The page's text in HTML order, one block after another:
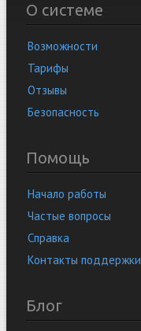
О системе
Возможности
Тарифы
Отзывы
Безопасность
Помощь
Начало работы
Частые вопросы
Справка
Контакты поддержки
Блог